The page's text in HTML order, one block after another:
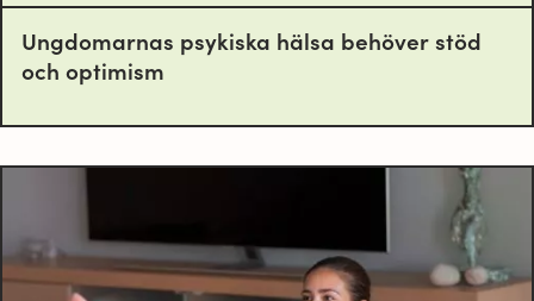
Ungdomarnas psykiska hälsa behöver stöd
och optimism